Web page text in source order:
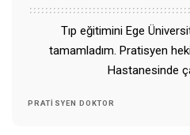
Tıp eğitimini Ege
tamamladım. Pratisyen
Hastanesinde
PRATISYEN DOKTOR